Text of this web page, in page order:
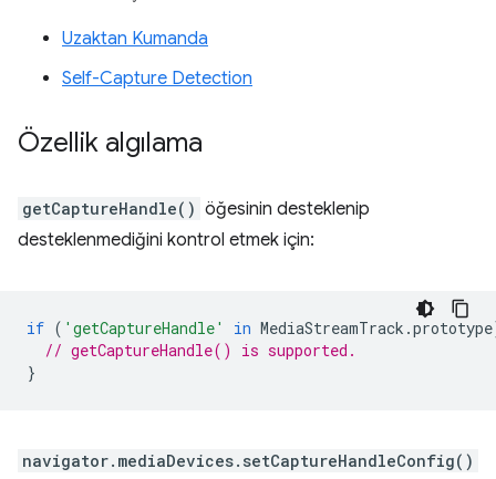
Uzaktan Kumanda
Self-Capture Detection
Özellik algılama
getCaptureHandle() öğesinin desteklenip
desteklenmediğini kontrol etmek için:
if ( 'getCaptureHandle' in MediaStreamTrack .prototype
// getCaptureHandle() is supported.
}
navigator.mediaDevices.setCaptureHandleConfig()